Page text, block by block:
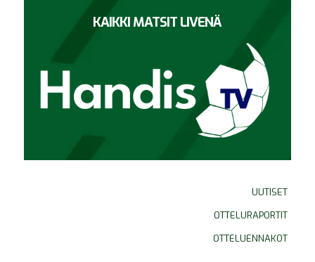
KAIKKI MATSIT LIVENÄ
UUTISET
OTTELURAPORTIT
OTTELUENNAKOT